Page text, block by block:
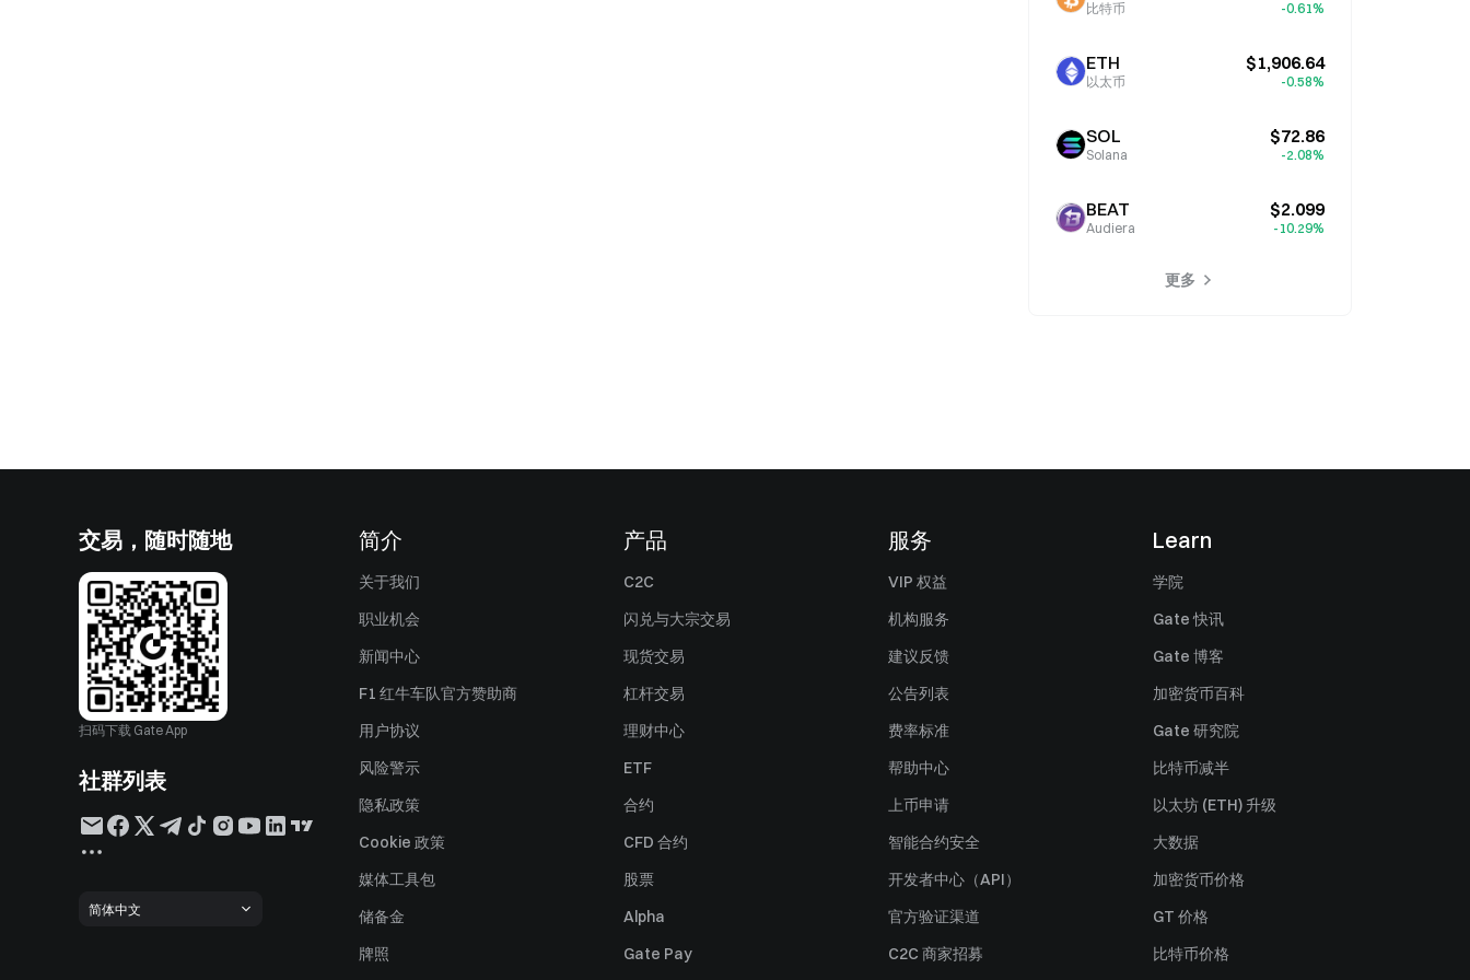
比特币 -0.61%
ETH
以太币
$1,906.64
-0.58%
SOL
Solana
$72.86
-2.08%
BEAT
Audiera
$2.099
-10.29%
更多
交易，随时随地
扫码下载 Gate App
社群列表
简体中文
简介
关于我们
职业机会
新闻中心
F1 红牛车队官方赞助商
用户协议
风险警示
隐私政策
Cookie 政策
媒体工具包
储备金
牌照
产品
C2C
闪兑与大宗交易
现货交易
杠杆交易
理财中心
ETF
合约
CFD 合约
股票
Alpha
Gate Pay
服务
VIP 权益
机构服务
建议反馈
公告列表
费率标准
帮助中心
上币申请
智能合约安全
开发者中心（API）
官方验证渠道
C2C 商家招募
Learn
学院
Gate 快讯
Gate 博客
加密货币百科
Gate 研究院
比特币减半
以太坊 (ETH) 升级
大数据
加密货币价格
GT 价格
比特币价格